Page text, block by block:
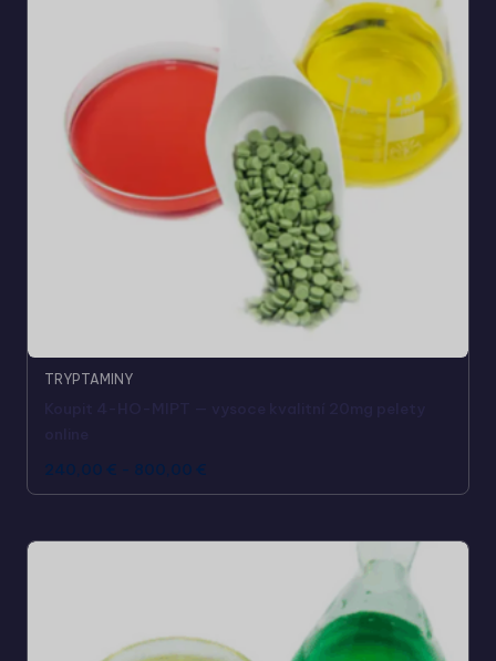
TRYPTAMINY
240,00 € - 800,00 €